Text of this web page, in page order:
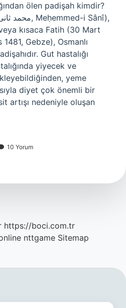
ölen padişah kimdir?
kısaca Fatih (30 Mart
Gebze), Osmanlı
Gut hastalığı
yiyecek ve
yeme
diyet çok önemli bir
artışı nedeniyle oluşan
10 Yorum
https://boci.com.tr
nttgame Sitemap